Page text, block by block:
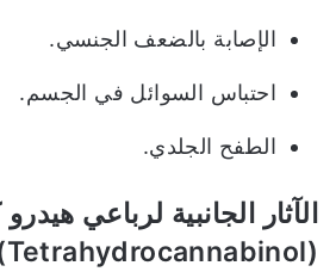
الإصابة بالضعف الجنسي.
احتباس السوائل في الجسم.
الطفح الجلدي.
الآثار الجانبية لرباعي هيدرو
(Tetrahydrocannabinol)